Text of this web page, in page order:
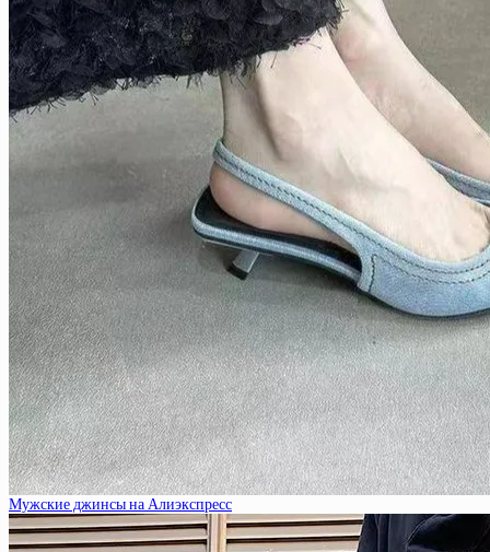
Мужские джинсы на Алиэкспресс